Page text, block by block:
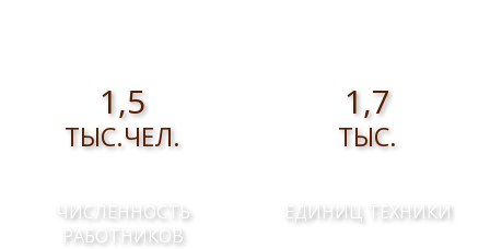
1,5
ТЫС.ЧЕЛ.
ЧИСЛЕННОСТЬ
РАБОТНИКОВ
1,7
ТЫС.
ЕДИНИЦ ТЕХНИКИ